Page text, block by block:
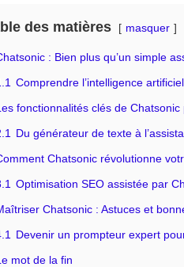
des matières masquer
: Bien plus qu’un simple
Comprendre l’intelligence
fonctionnalités clés de
Du générateur de texte à
Chatsonic révolutionne
Optimisation SEO assistée par
Chatsonic : Astuces et
Devenir un prompteur expert
mot de la fin